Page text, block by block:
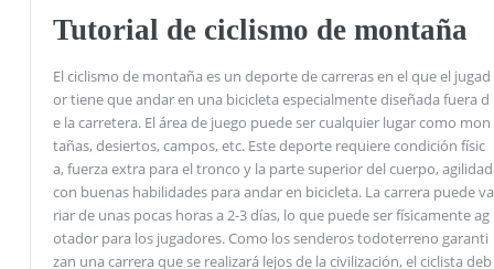
Tutorial de ciclismo de montaña
El ciclismo de montaña es un deporte de carreras en el que el jugad
or tiene que andar en una bicicleta especialmente diseñada fuera d
e la carretera. El área de juego puede ser cualquier lugar como mon
tañas, desiertos, campos, etc. Este deporte requiere condición físic
a, fuerza extra para el tronco y la parte superior del cuerpo, agilidad
con buenas habilidades para andar en bicicleta. La carrera puede va
riar de unas pocas horas a 2-3 días, lo que puede ser físicamente ag
otador para los jugadores. Como los senderos todoterreno garanti
zan una carrera que se realizará lejos de la civilización, el ciclista deb